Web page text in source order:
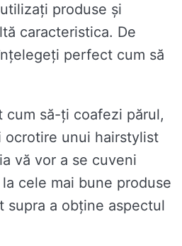
produse și
caracteristica. De
perfect cum să
cum să-ți coafezi părul,
ocrotire unui hairstylist
vă vor a se cuveni
cele mai bune produse
supra a obține aspectul